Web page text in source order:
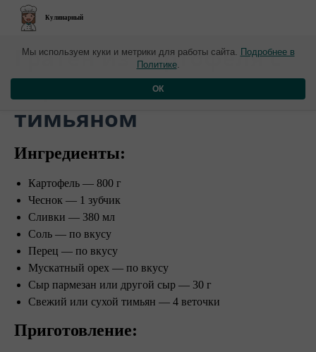
Кулинарный
​Гратен из картофеля с
пармезаном и
тимьяном
Ингредиенты:
Картофель — 800 г
Чеснок — 1 зубчик
Сливки — 380 мл
Соль — по вкусу
Перец — по вкусу
Мускатный орех — по вкусу
Сыр пармезан или другой сыр — 30 г
Свежий или сухой тимьян — 4 веточки
Приготовление:
Мы используем куки и метрики для работы сайта. Подробнее в
Политике.
ОК